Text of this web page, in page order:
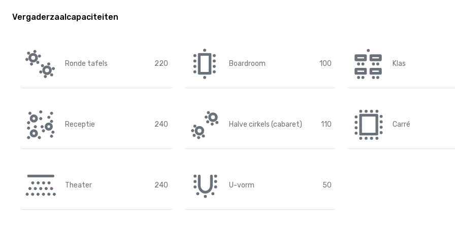
Vergaderzaalcapaciteiten
Ronde tafels 220 Boardroom 100 Klas
Receptie 240 Halve cirkels (cabaret) 110 Carré
Theater 240 U-vorm 50